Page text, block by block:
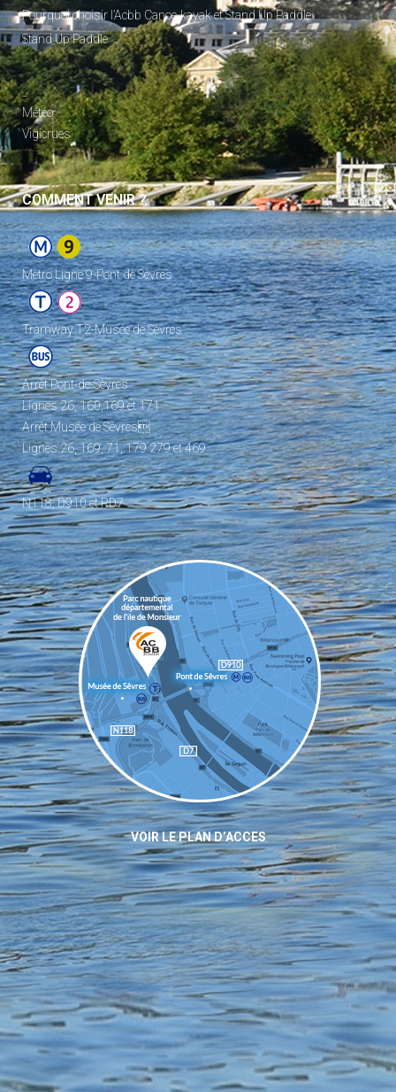
Pourquoi choisir l’Acbb Canoe-kayak et Stand Up Paddle
Stand Up Paddle
_
Météo
Vigicrues
COMMENT VENIR ?
Metro Ligne 9-Pont de Sèvres
Tramway T2-Musée de Sèvres
Arrêt Pont-de-Sèvres
Lignes 26, 160,169 et 171
Arrêt Musée de Sèvres
Lignes 26, 169, 71, 179 279 et 469
N118, D910 et RD7
VOIR LE PLAN D’ACCES